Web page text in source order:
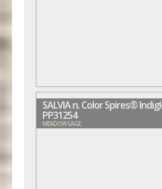
SALVIA n. Color Spires®
PP31254
MEADOW SAGE